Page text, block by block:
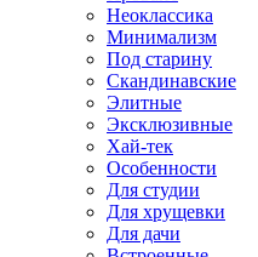
Неоклассика
Минимализм
Под старину
Скандинавские
Элитные
Эксклюзивные
Хай-тек
Особенности
Для студии
Для хрущевки
Для дачи